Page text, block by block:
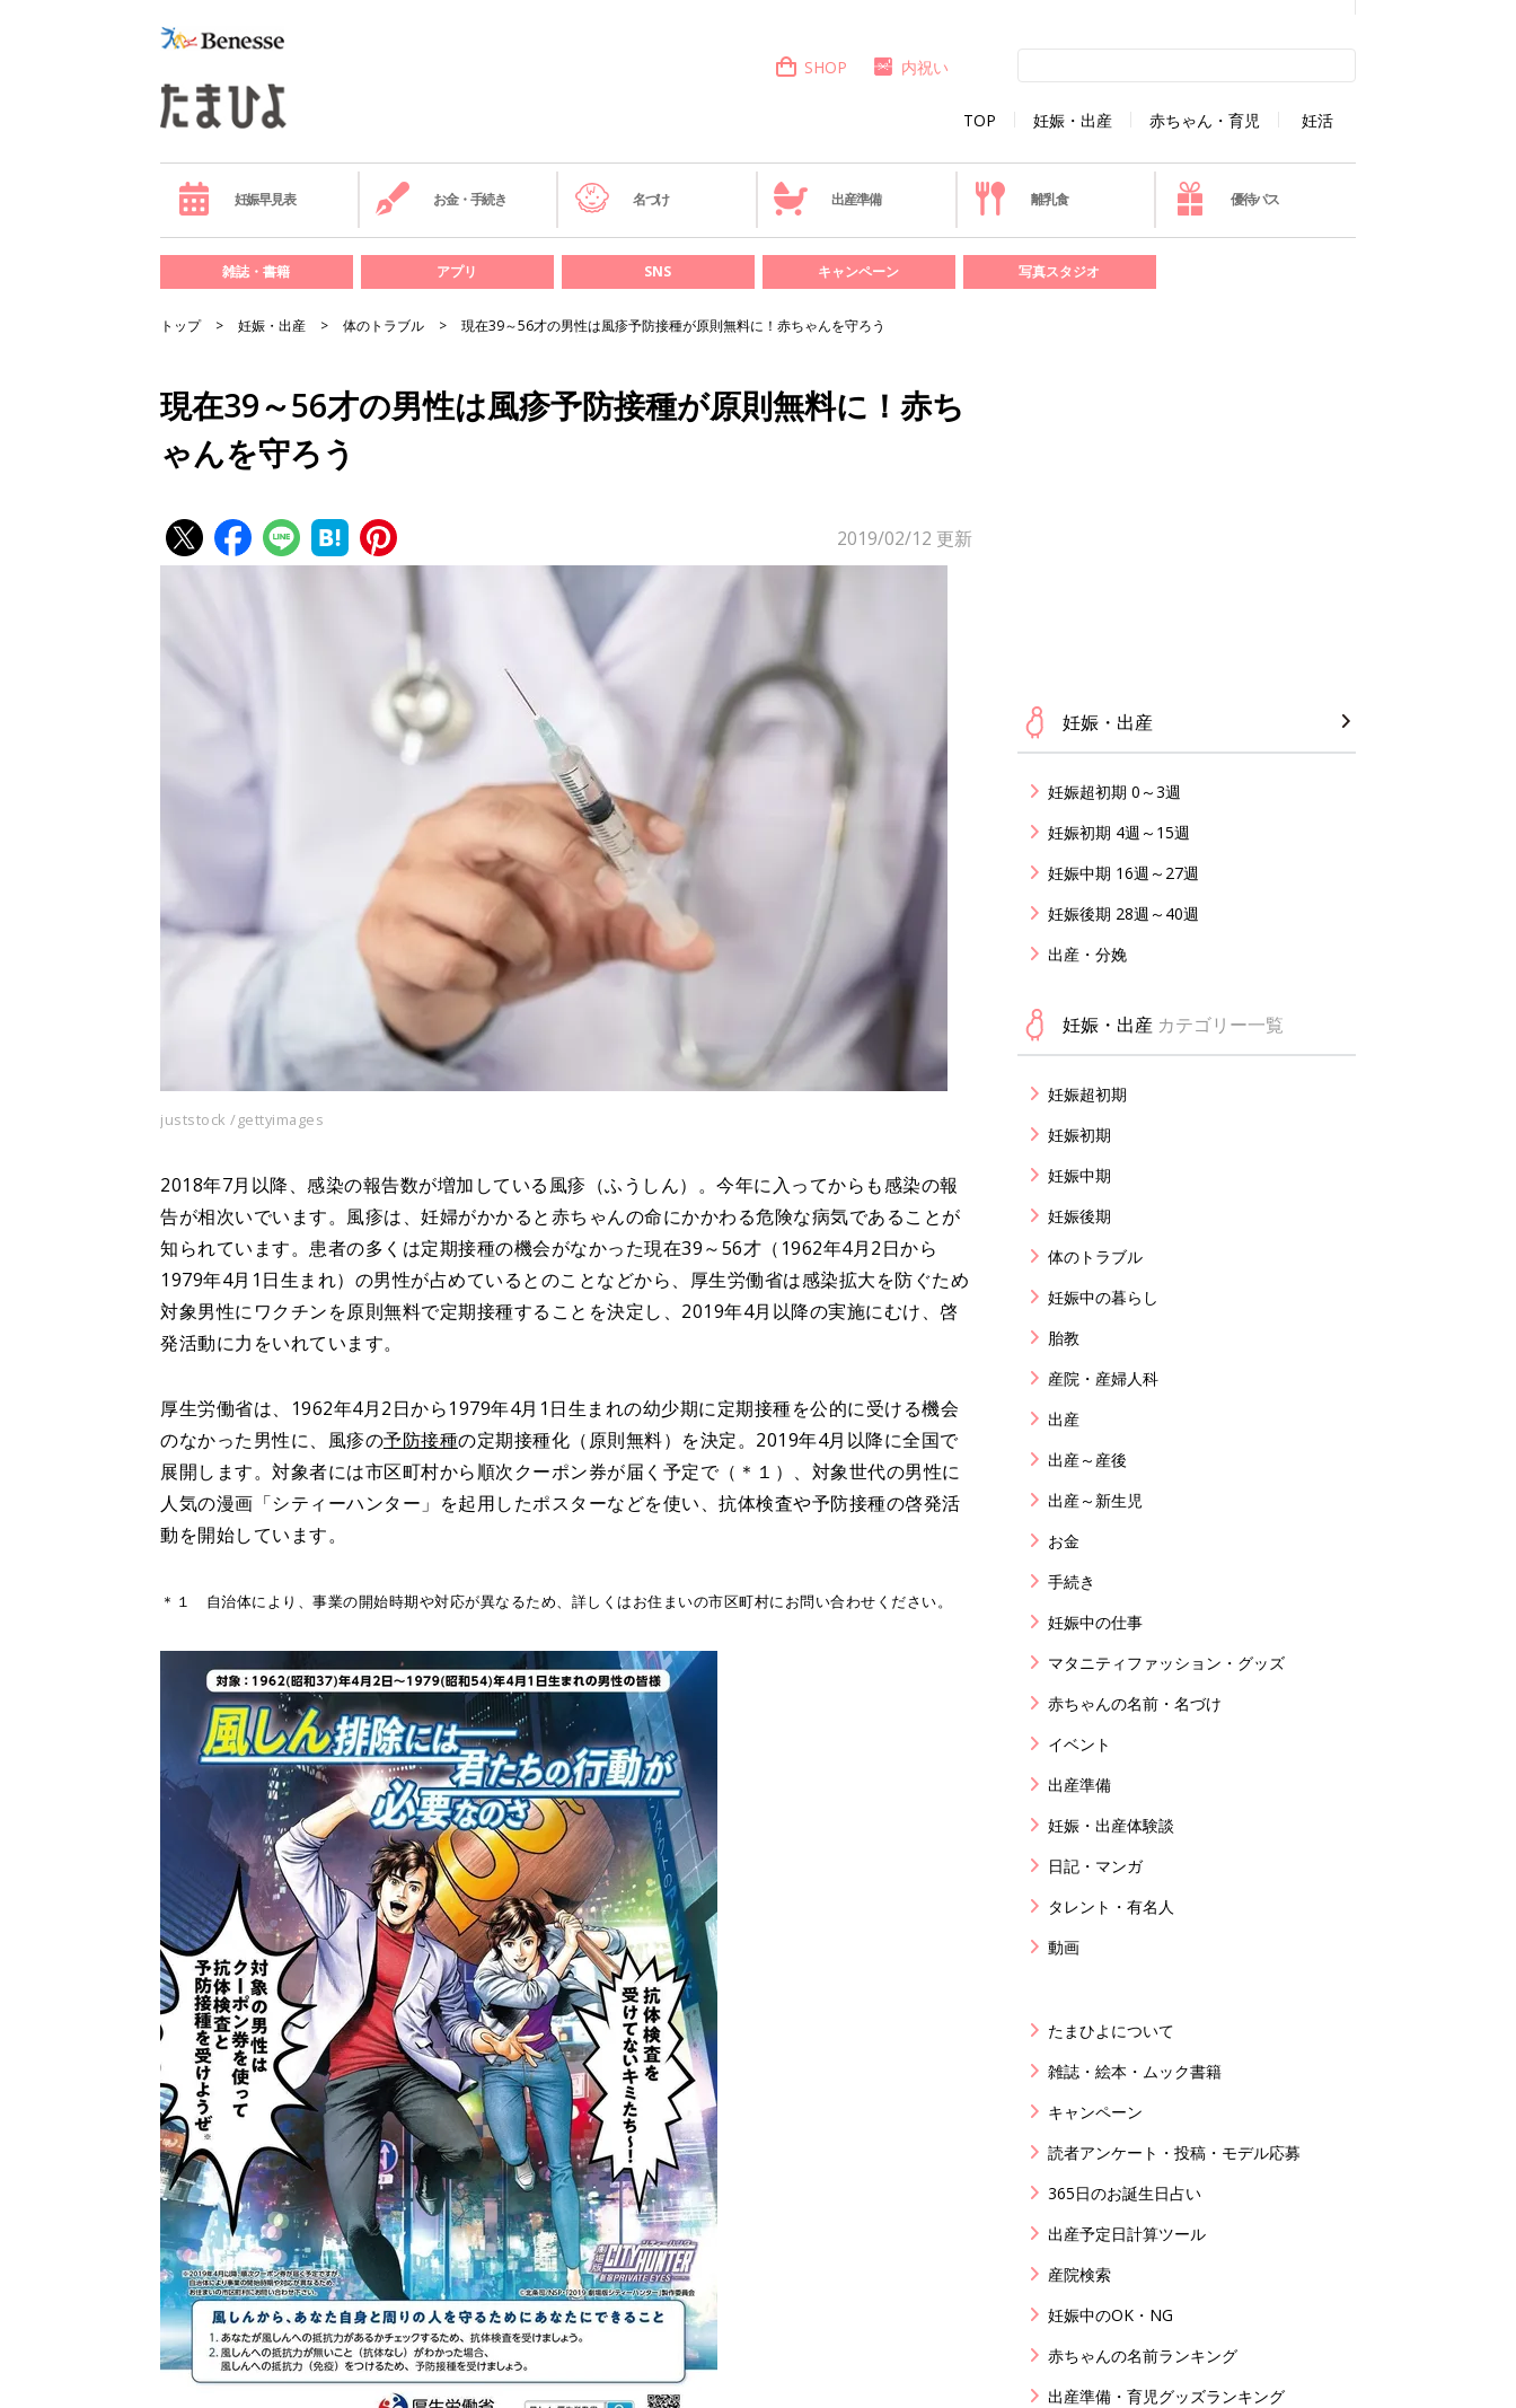
TOP 妊娠・出産 赤ちゃん・育児 妊活
SHOP 内祝い
妊娠早見表 お金・手続き 名づけ 出産準備 離乳食 優待パス
雑誌・書籍 アプリ SNS キャンペーン 写真スタジオ
トップ 妊娠・出産 体のトラブル 現在39～56才の男性は風疹予防接種が原則無料に！赤ちゃんを守ろう
現在39～56才の男性は風疹予防接種が原則無料に！赤ち
ゃんを守ろう
2019/02/12 更新
juststock /gettyimages
2018年7月以降、感染の報告数が増加している風疹（ふうしん）。今年に入ってからも感染の報
告が相次いでいます。風疹は、妊婦がかかると赤ちゃんの命にかかわる危険な病気であることが
知られています。患者の多くは定期接種の機会がなかった現在39～56才（1962年4月2日から
1979年4月1日生まれ）の男性が占めているとのことなどから、厚生労働省は感染拡大を防ぐため
対象男性にワクチンを原則無料で定期接種することを決定し、2019年4月以降の実施にむけ、啓
発活動に力をいれています。
厚生労働省は、1962年4月2日から1979年4月1日生まれの幼少期に定期接種を公的に受ける機会
のなかった男性に、風疹の予防接種の定期接種化（原則無料）を決定。2019年4月以降に全国で
展開します。対象者には市区町村から順次クーポン券が届く予定で（＊１）、対象世代の男性に
人気の漫画「シティーハンター」を起用したポスターなどを使い、抗体検査や予防接種の啓発活
動を開始しています。
＊１ 自治体により、事業の開始時期や対応が異なるため、詳しくはお住まいの市区町村にお問い合わせください。
妊娠・出産
妊娠超初期 0～3週
妊娠初期 4週～15週
妊娠中期 16週～27週
妊娠後期 28週～40週
出産・分娩
妊娠・出産 カテゴリー一覧
妊娠超初期
妊娠初期
妊娠中期
妊娠後期
体のトラブル
妊娠中の暮らし
胎教
産院・産婦人科
出産
出産～産後
出産～新生児
お金
手続き
妊娠中の仕事
マタニティファッション・グッズ
赤ちゃんの名前・名づけ
イベント
出産準備
妊娠・出産体験談
日記・マンガ
タレント・有名人
動画
たまひよについて
雑誌・絵本・ムック書籍
キャンペーン
読者アンケート・投稿・モデル応募
365日のお誕生日占い
出産予定日計算ツール
産院検索
妊娠中のOK・NG
赤ちゃんの名前ランキング
出産準備・育児グッズランキング